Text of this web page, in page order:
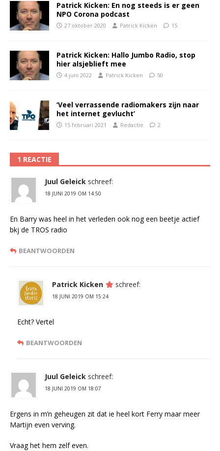
Patrick Kicken: En nog steeds is er geen
NPO Corona podcast
27 oktober 2020 Patrick Kicken 15
Patrick Kicken: Hallo Jumbo Radio, stop
hier alsjeblieft mee
4 juni 2022 Patrick Kicken 50
‘Veel verrassende radiomakers zijn naar
het internet gevlucht’
15 februari 2021 Redactie 2
1 REACTIE
Juul Geleick schreef:
18 JUNI 2019 OM 14:50
En Barry was heel in het verleden ook nog een beetje actief
bkj de TROS radio
BEANTWOORDEN
Patrick Kicken schreef:
18 JUNI 2019 OM 15:24
Echt? Vertel
BEANTWOORDEN
Juul Geleick schreef:
18 JUNI 2019 OM 18:07
Ergens in m’n geheugen zit dat ie heel kort Ferry maar meer
Martijn even verving.
Vraag het hem zelf even.